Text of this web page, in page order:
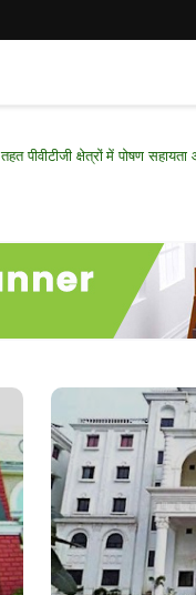
में पोषण सहायता और स्वास्थ्य